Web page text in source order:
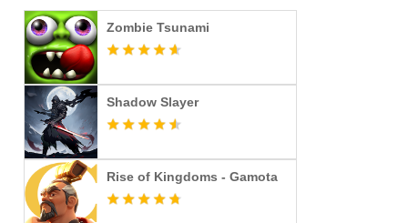
Zombie Tsunami
Shadow Slayer
Rise of Kingdoms - Gamota